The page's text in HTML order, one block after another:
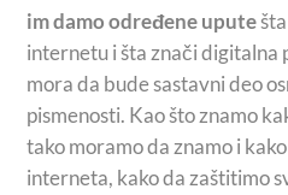
im damo određene upute
internetu i šta znači digitalna
mora da bude sastavni deo
pismenosti. Kao što znamo
tako moramo da znamo i
interneta, kako da zaštitimo